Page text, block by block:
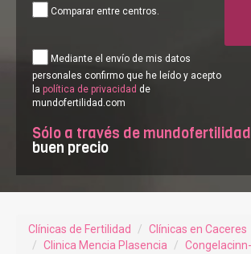
Comparar entre centros.
Mediante el envío de mis datos
personales confirmo que he leído y acepto
la política de privacidad de
mundofertilidad.com
Sólo a través de mundofertilidad
buen precio
Clínicas de Fertilidad
Clínicas en Caceres
Clinica Mencia Plasencia